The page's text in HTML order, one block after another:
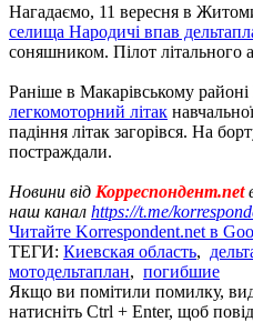
Нагадаємо, 11 вересня в
селища Народичі впав
соняшником. Пілот літального
Раніше в Макарівському районі
легкомоторний літак
падіння літак загорівся. На
постраждали.
Новини від Корреспондент.net
наш канал https://t.me/
Читайте Korrespondent.net в
ТЕГИ: Киевская область,
мотодельтаплан, погибшие
Якщо ви помітили помилку,
натисніть Ctrl + Enter, щоб